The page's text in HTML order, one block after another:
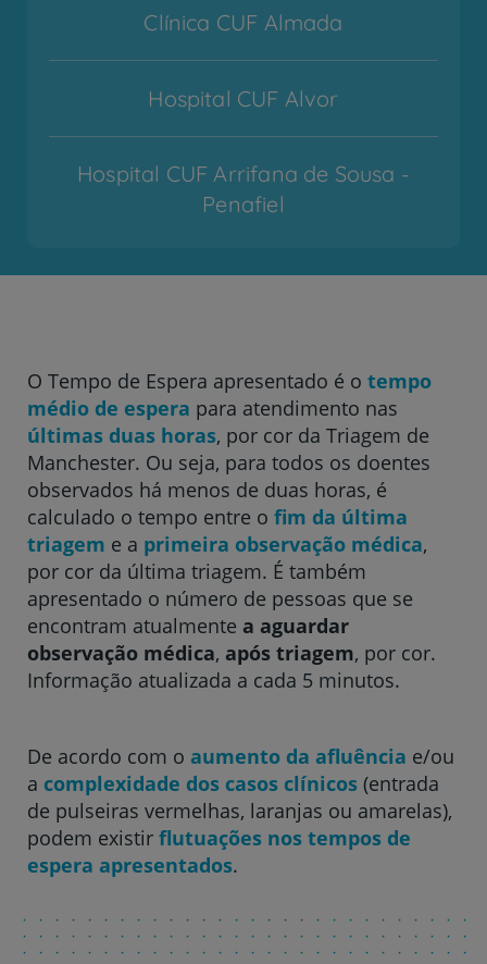
Clínica CUF Almada
Hospital CUF Alvor
Hospital CUF Arrifana de Sousa -
Penafiel
Hospital CUF Cascais
Hospital CUF Descobertas - Lisboa
Hospital CUF Faro
Clínica CUF Funchal
Clínica CUF Guia - AlgarveShopping
Hospital CUF Madeira
O Tempo de Espera apresentado é o tempo
médio de espera para atendimento nas
últimas duas horas, por cor da Triagem de
Manchester. Ou seja, para todos os doentes
observados há menos de duas horas, é
calculado o tempo entre o fim da última
triagem e a primeira observação médica,
por cor da última triagem. É também
apresentado o número de pessoas que se
encontram atualmente a aguardar
observação médica, após triagem, por cor.
Informação atualizada a cada 5 minutos.
De acordo com o aumento da afluência e/ou
a complexidade dos casos clínicos (entrada
de pulseiras vermelhas, laranjas ou amarelas),
podem existir flutuações nos tempos de
espera apresentados.